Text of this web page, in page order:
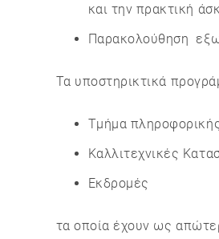
και την πρακτική
Παρακολούθηση
Τα υποστηρικτικά
Τμήμα
Καλλιτεχνικές
Εκδρομές
τα οποία έχουν ως